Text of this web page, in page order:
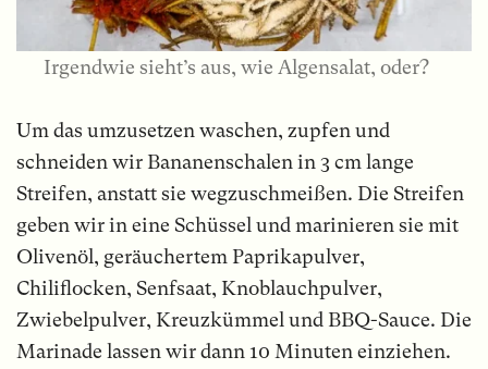
Irgendwie sieht’s aus, wie Algensalat, oder?
Um das umzusetzen waschen, zupfen und
schneiden wir Bananenschalen in 3 cm lange
Streifen, anstatt sie wegzuschmeißen. Die Streifen
geben wir in eine Schüssel und marinieren sie mit
Olivenöl, geräuchertem Paprikapulver,
Chiliflocken, Senfsaat, Knoblauchpulver,
Zwiebelpulver, Kreuzkümmel und BBQ-Sauce. Die
Marinade lassen wir dann 10 Minuten einziehen.